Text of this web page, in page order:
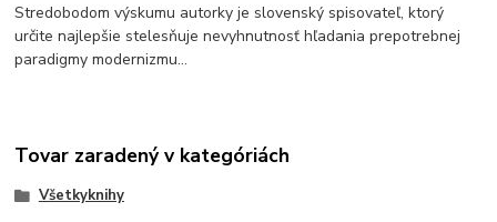
Stredobodom výskumu autorky je slovenský spisovateľ, ktorý
určite najlepšie stelesňuje nevyhnutnosť hľadania prepotrebnej
paradigmy modernizmu...
Tovar zaradený v kategóriách
Všetkyknihy